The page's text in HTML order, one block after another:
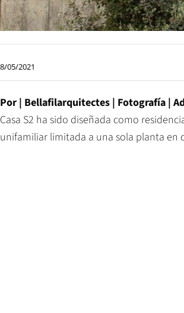
8/05/2021
Por | Bellafilarquitectes | Fotografía |
Casa S2 ha sido diseñada como
unifamiliar limitada a una sola planta